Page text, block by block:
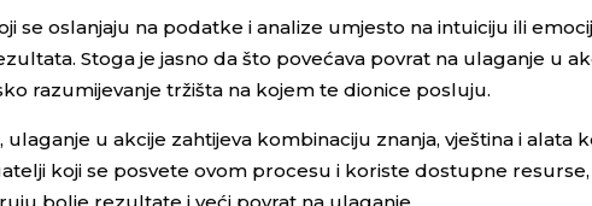
se oslanjaju na podatke i analize umjesto na intuiciju ili
Stoga je jasno da što povećava povrat na ulaganje u
razumijevanje tržišta na kojem te dionice posluju.
ulaganje u akcije zahtijeva kombinaciju znanja, vještina i
koji se posvete ovom procesu i koriste dostupne